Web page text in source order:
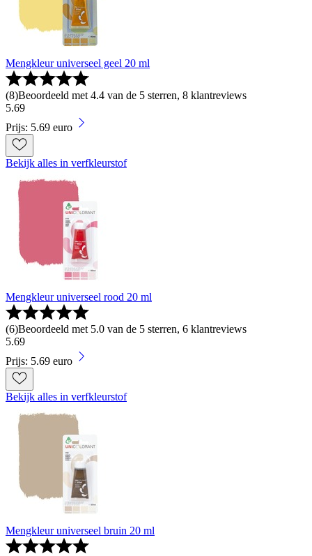
Mengkleur universeel geel 20 ml
(8)Beoordeeld met 4.4 van de 5 sterren, 8 klantreviews
5.69
Prijs: 5.69 euro
Bekijk alles in verfkleurstof
Mengkleur universeel rood 20 ml
(6)Beoordeeld met 5.0 van de 5 sterren, 6 klantreviews
5.69
Prijs: 5.69 euro
Bekijk alles in verfkleurstof
Mengkleur universeel bruin 20 ml